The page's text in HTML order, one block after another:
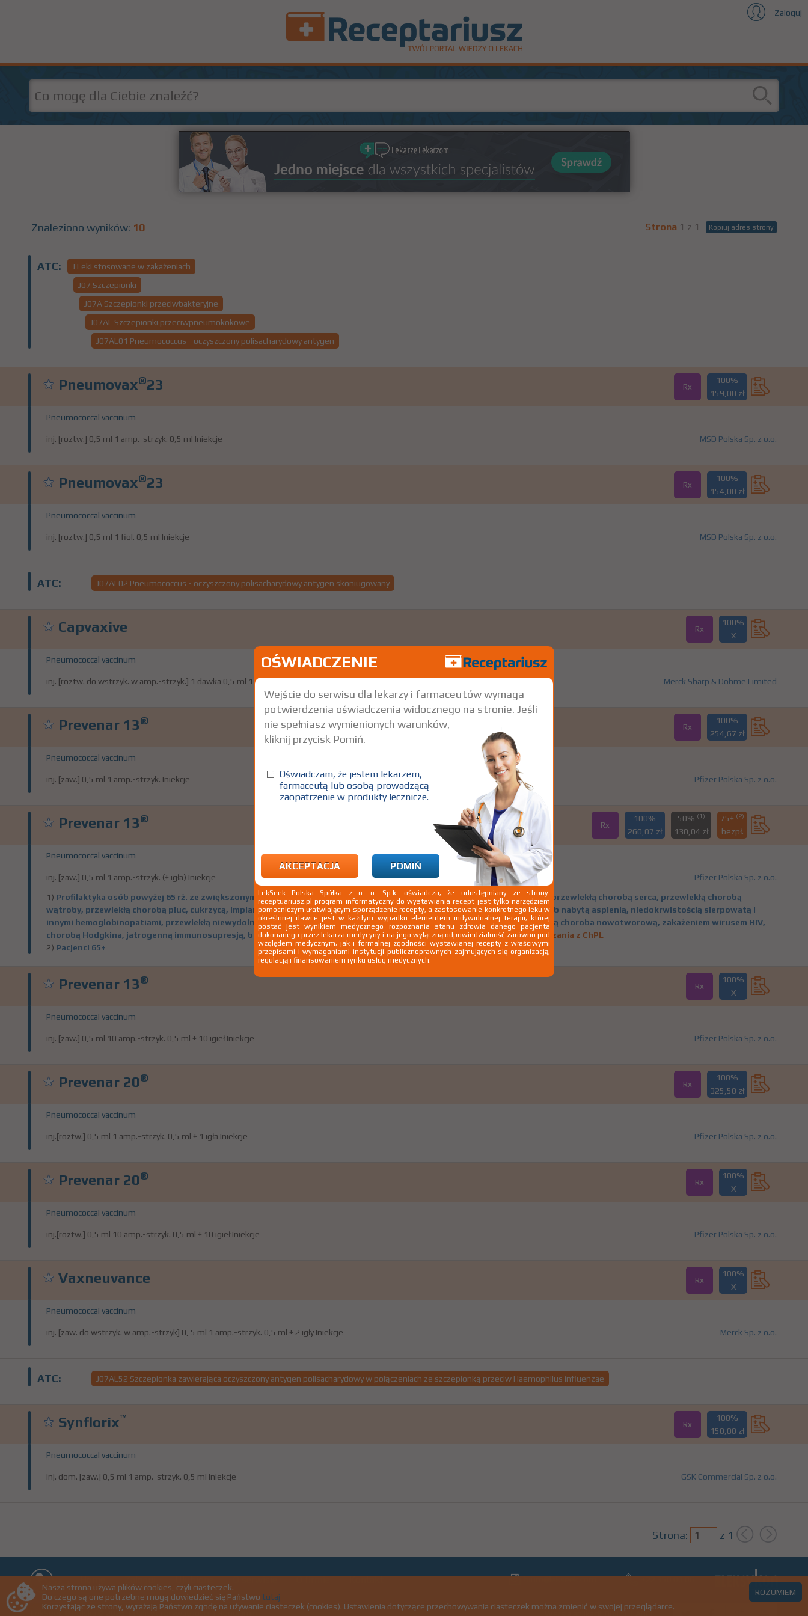
Zaloguj
Znaleziono wyników: 10 Kopiuj adres strony
Strona 1 z 1
ATC:
J Leki stosowane w zakażeniach
J07 Szczepionki
J07A Szczepionki przeciwbakteryjne
J07AL Szczepionki przeciwpneumokokowe
J07AL01 Pneumococcus - oczyszczony polisacharydowy antygen
Pneumovax®23 Rx
100%
159,00 zł
Pneumococcal vaccinum
inj. [roztw.] 0,5 ml 1 amp.-strzyk. 0,5 ml Iniekcje MSD Polska Sp. z o.o.
Pneumovax®23 Rx
100%
154,00 zł
Pneumococcal vaccinum
inj. [roztw.] 0,5 ml 1 fiol. 0,5 ml Iniekcje MSD Polska Sp. z o.o.
ATC: J07AL02 Pneumococcus - oczyszczony polisacharydowy antygen skoniugowany
Capvaxive Rx
100%
X
Pneumococcal vaccinum
inj. [roztw. do wstrzyk. w amp.-strzyk.] 1 dawka 0,5 ml 1 amp.-strzyk. 0,5 ml + 1 igła Iniekcje Merck Sharp & Dohme Limited
Prevenar 13® Rx
100%
254,67 zł
Pneumococcal vaccinum
inj. [zaw.] 0,5 ml 1 amp.-strzyk. Iniekcje Pfizer Polska Sp. z o.o.
Prevenar 13® Rx
100%
260,07 zł
50% (1)
130,04 zł
75+ (2)
bezpł.
Pneumococcal vaccinum
inj. [zaw.] 0,5 ml 1 amp.-strzyk. (+ igła) Iniekcje Pfizer Polska Sp. z o.o.
1) Profilaktyka osób powyżej 65 rż. ze zwiększonym (umiarkowanym do wysokiego) ryzykiem choroby pneumokokowej tj. z: przewlekłą chorobą serca, przewlekłą chorobą
wątroby, przewlekłą chorobą płuc, cukrzycą, implantem ślimakowym, wyciekiem płynu mózgowo-rdzeniowego, wrodzoną lub nabytą asplenią, niedokrwistością sierpowatą i
innymi hemoglobinopatiami, przewlekłą niewydolnością nerek, wrodzonym lub nabytym niedoborem odporności, uogólnioną choroba nowotworową, zakażeniem wirusem HIV,
chorobą Hodgkina, jatrogenną immunosupresją, białaczką, szpiczakiem mnogim, przeszczepem narządu litegoPokaż wskazania z ChPL
2) Pacjenci 65+
Prevenar 13® Rx
100%
X
Pneumococcal vaccinum
inj. [zaw.] 0,5 ml 10 amp.-strzyk. 0,5 ml + 10 igieł Iniekcje Pfizer Polska Sp. z o.o.
Prevenar 20® Rx
100%
325,50 zł
Pneumococcal vaccinum
inj.[roztw.] 0,5 ml 1 amp.-strzyk. 0,5 ml + 1 igła Iniekcje Pfizer Polska Sp. z o.o.
Prevenar 20® Rx
100%
X
Pneumococcal vaccinum
inj.[roztw.] 0,5 ml 10 amp.-strzyk. 0,5 ml + 10 igieł Iniekcje Pfizer Polska Sp. z o.o.
Vaxneuvance Rx
100%
X
Pneumococcal vaccinum
inj. [zaw. do wstrzyk. w amp.-strzyk] 0, 5 ml 1 amp.-strzyk. 0,5 ml + 2 igły Iniekcje Merck Sp. z o.o.
ATC: J07AL52 Szczepionka zawierająca oczyszczony antygen polisacharydowy w połączeniach ze szczepionką przeciw Haemophilus influenzae
Synflorix™ Rx
100%
150,00 zł
Pneumococcal vaccinum
inj. dom. [zaw.] 0,5 ml 1 amp.-strzyk. 0,5 ml Iniekcje GSK Commercial Sp. z o.o.
Strona: z 1
Home Zaloguj Ulubione O serwisie O firmie Kontakt +22 350 00 06
biuro@lekseek.com
LekSeek ® Polska © 2026 Polityka prywatności | Regulamin Wersja aplikacji: BUILD_LABEL
Nasza strona używa plików cookies, czyli ciasteczek.
Do czego są one potrzebne mogą dowiedzieć się Państwo tutaj
Korzystając ze strony, wyrażają Państwo zgodę na używanie ciasteczek (cookies). Ustawienia dotyczące przechowywania ciasteczek można zmienić w swojej przeglądarce.
ROZUMIEM
OŚWIADCZENIE
Wejście do serwisu dla lekarzy i farmaceutów wymaga
potwierdzenia oświadczenia widocznego na stronie. Jeśli
nie spełniasz wymienionych warunków,
kliknij przycisk Pomiń.
Oświadczam, że jestem lekarzem,
farmaceutą lub osobą prowadzącą
zaopatrzenie w produkty lecznicze.
AKCEPTACJA POMIŃ
LekSeek Polska Spółka z o. o. Sp.k. oświadcza, że udostępniany ze strony:
receptuariusz.pl program informatyczny do wystawiania recept jest tylko narzędziem
pomocniczym ułatwiającym sporządzenie recepty, a zastosowanie konkretnego leku w
określonej dawce jest w każdym wypadku elementem indywidualnej terapii, której
postać jest wynikiem medycznego rozpoznania stanu zdrowia danego pacjenta
dokonanego przez lekarza medycyny i na jego wyłączną odpowiedzialność zarówno pod
względem medycznym, jak i formalnej zgodności wystawianej recepty z właściwymi
przepisami i wymaganiami instytucji publicznoprawnych zajmujących się organizacją,
regulacją i finansowaniem rynku usług medycznych.